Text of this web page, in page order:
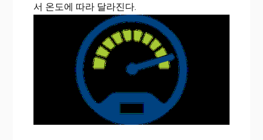
서 온도에 따라 달라진다.